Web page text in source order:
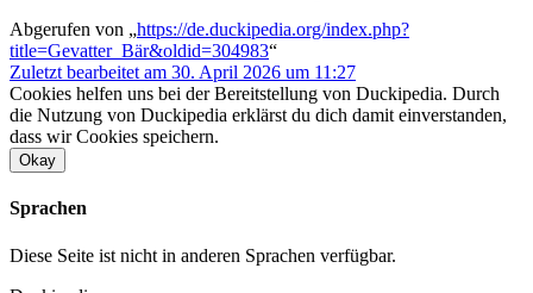
Abgerufen von „https://de.duckipedia.org/index.php?
title=Gevatter_Bär&oldid=304983“
Zuletzt bearbeitet am 30. April 2026 um 11:27
Cookies helfen uns bei der Bereitstellung von Duckipedia. Durch
die Nutzung von Duckipedia erklärst du dich damit einverstanden,
dass wir Cookies speichern.
Okay
Sprachen
Diese Seite ist nicht in anderen Sprachen verfügbar.